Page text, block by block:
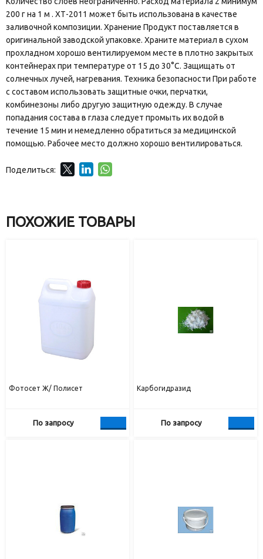
200 г на 1 м . ХТ-2011 может быть использована в качестве
заливочной композиции. Хранение Продукт поставляется в
оригинальной заводской упаковке. Храните материал в сухом
прохладном хорошо вентилируемом месте в плотно закрытых
контейнерах при температуре от 15 до 30°С. Защищать от
солнечных лучей, нагревания. Техника безопасности При работе
с составом использовать защитные очки, перчатки,
комбинезоны либо другую защитную одежду. В случае
попадания состава в глаза следует промыть их водой в
течение 15 мин и немедленно обратиться за медицинской
помощью. Рабочее место должно хорошо вентилироваться.
Поделиться:
ПОХОЖИЕ ТОВАРЫ
Фотосет Ж/ Полисет
По запросу
Карбогидразид
По запросу